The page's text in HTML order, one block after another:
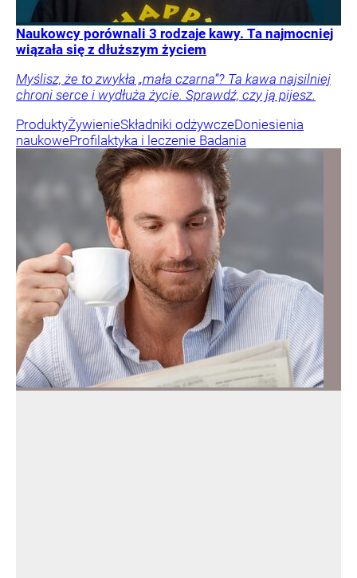
Naukowcy porównali 3 rodzaje kawy. Ta najmocniej
wiązała się z dłuższym życiem
Myślisz, że to zwykła „mała czarna”? Ta kawa najsilniej
chroni serce i wydłuża życie. Sprawdź, czy ją pijesz.
ProduktyŻywienieSkładniki odżywczeDoniesienia
naukoweProfilaktyka i leczenie Badania